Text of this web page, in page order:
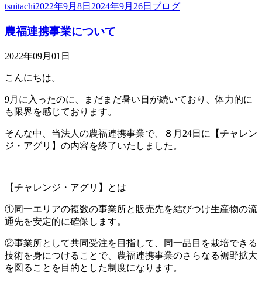
投
者
tsuitachi投
日:
2022年9月8日 2024年9月26日 カ
ブログ
農福連携事業について
2022年09月01日
こんにちは。
9月に入ったのに、まだまだ暑い日が続いており、体力的に
も限界を感じております。
そんな中、当法人の農福連携事業で、８月24日に【チャレン
ジ・アグリ】の内容を終了いたしました。
【チャレンジ・アグリ】とは
①同一エリアの複数の事業所と販売先を結びつけ生産物の流
通先を安定的に確保します。
②事業所として共同受注を目指して、同一品目を栽培できる
技術を身につけることで、農福連携事業のさらなる裾野拡大
を図ることを目的とした制度になります。